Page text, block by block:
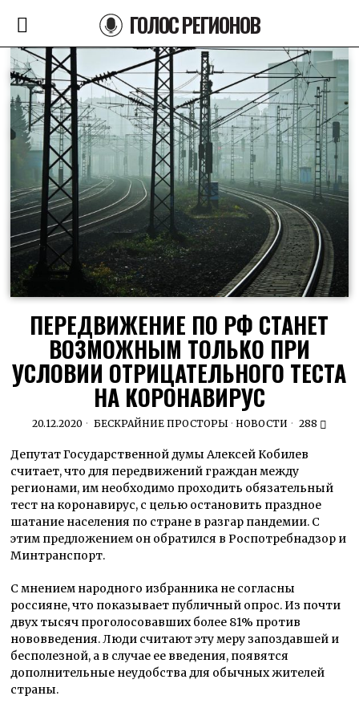
ГОЛОС РЕГИОНОВ
ПЕРЕДВИЖЕНИЕ ПО РФ СТАНЕТ
ВОЗМОЖНЫМ ТОЛЬКО ПРИ
УСЛОВИИ ОТРИЦАТЕЛЬНОГО ТЕСТА
НА КОРОНАВИРУС
20.12.2020 БЕСКРАЙНИЕ ПРОСТОРЫ · НОВОСТИ 288
Депутат Государственной думы Алексей Кобилев
считает, что для передвижений граждан между
регионами, им необходимо проходить обязательный
тест на коронавирус, с целью остановить праздное
шатание населения по стране в разгар пандемии. С
этим предложением он обратился в Роспотребнадзор и
Минтранспорт.
С мнением народного избранника не согласны
россияне, что показывает публичный опрос. Из почти
двух тысяч проголосовавших более 81% против
нововведения. Люди считают эту меру запоздавшей и
бесполезной, а в случае ее введения, появятся
дополнительные неудобства для обычных жителей
страны.